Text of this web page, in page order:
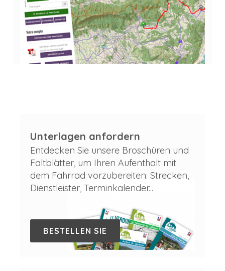
Unterlagen anfordern
Entdecken Sie unsere Broschüren und
Faltblätter, um Ihren Aufenthalt mit
dem Fahrrad vorzubereiten: Strecken,
Dienstleister, Terminkalender...
BESTELLEN SIE